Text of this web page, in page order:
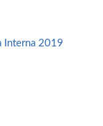
Interna 2019